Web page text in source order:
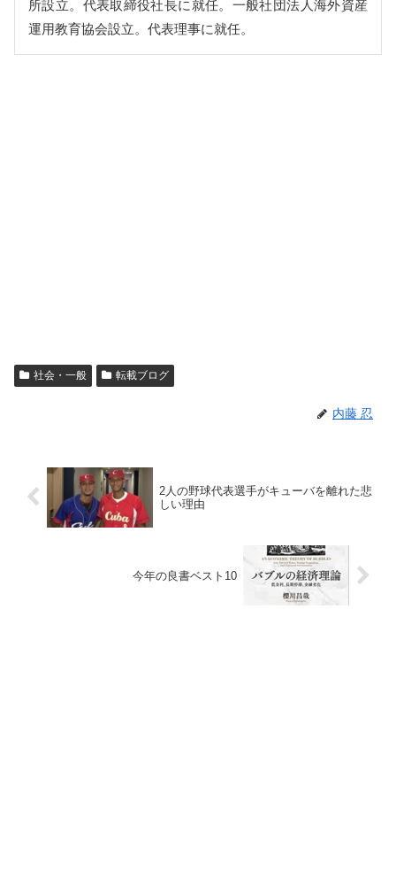
所設立。代表取締役社長に就任。一般社団法人海外資産
運用教育協会設立。代表理事に就任。
社会・一般 転載ブログ
内藤 忍
2人の野球代表選手がキューバを離れた悲
しい理由
今年の良書ベスト10